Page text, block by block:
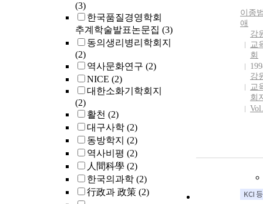
(3)
한국품질경영학회
추계학술발표논문집 (3)
동의생리병리학회지
(2)
역사문화연구 (2)
NICE (2)
대한소화기학회지
(2)
활천 (2)
대구사학 (2)
동방학지 (2)
역사비평 (2)
人間科學 (2)
한국의과학 (2)
行政과 政策 (2)
이종
애
강
교
회
강
교
회